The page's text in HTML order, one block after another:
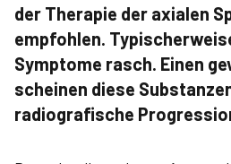
der Therapie der axialen
empfohlen.
Symptome rasch. Einen
scheinen diese
radiografische